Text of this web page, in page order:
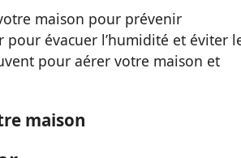
maison pour prévenir
évacuer l’humidité et éviter
pour aérer votre maison et
maison